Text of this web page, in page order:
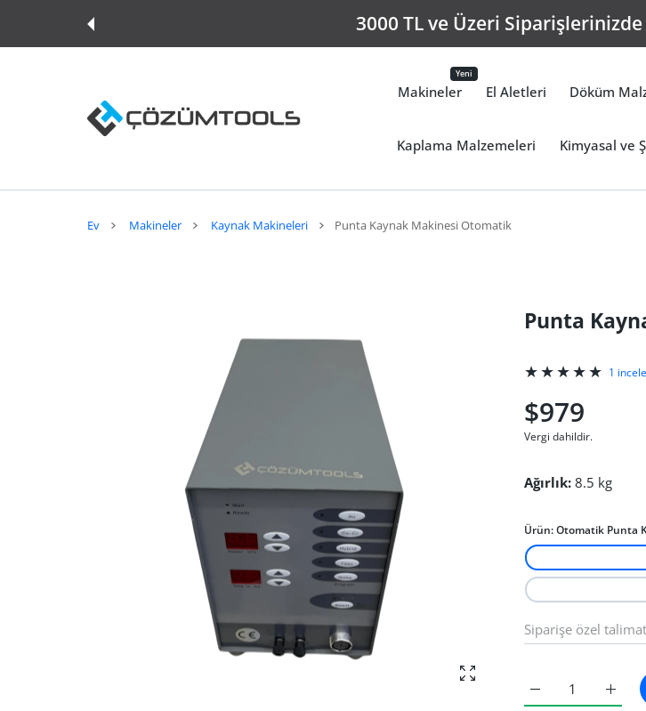
3000 TL ve Üzeri Siparişlerinizde
Makineler
Yeni
El Aletleri Döküm
Kaplama Malzemeleri Kimyasal ve
Ev Makineler Kaynak Makineleri Punta Kaynak Makinesi Otomatik
fotoğrafı büyüt
Punta
1
$979
Vergi dahildir.
Ağırlık:8.5 kg
Ürün:Otomatik Punta
Punta Kaynak